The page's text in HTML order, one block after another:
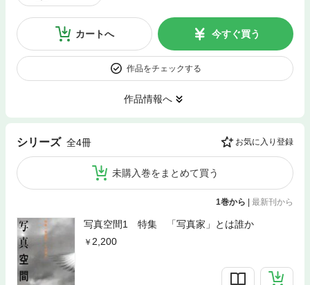
カートへ 今すぐ買う
作品をチェックする
作品情報へ
シリーズ 全4冊 お気に入り登録
未購入巻をまとめて買う
1巻から 最新刊から
写真空間1 特集 「写真家」とは誰か
2,200